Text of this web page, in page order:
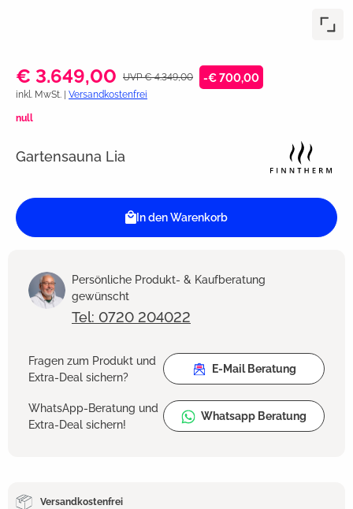
€ 3.649,00 UVP € 4.349,00 -€ 700,00
inkl. MwSt. | Versandkostenfrei
null
Gartensauna Lia
In den Warenkorb
Persönliche Produkt- & Kaufberatung
gewünscht
Tel: 0720 204022
Fragen zum Produkt und
Extra-Deal sichern?
E-Mail Beratung
WhatsApp-Beratung und
Extra-Deal sichern!
Whatsapp Beratung
Versandkostenfrei